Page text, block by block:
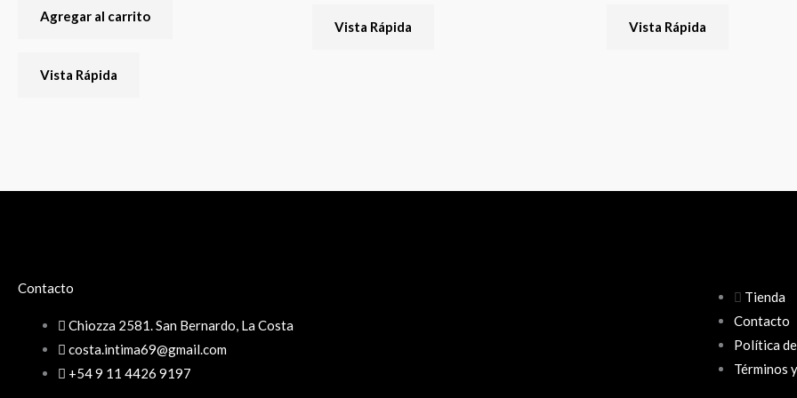
Agregar al carrito
Vista Rápida
Vista Rápida Vista Rápida
Contacto
Chiozza 2581. San Bernardo, La Costa
costa.intima69@gmail.com
+54 9 11 4426 9197
Tienda
Contacto
Política
Términos